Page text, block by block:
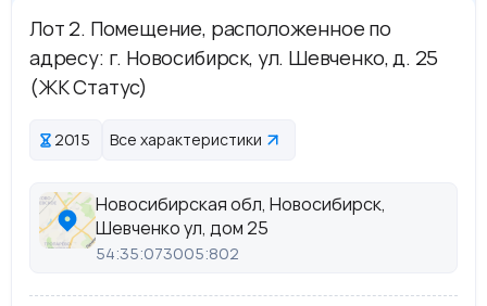
Лот 2. Помещение, расположенное по
адресу: г. Новосибирск, ул. Шевченко, д. 25
(ЖК Статус)
2015 Все характеристики
Новосибирская обл, Новосибирск,
Шевченко ул, дом 25
54:35:073005:802